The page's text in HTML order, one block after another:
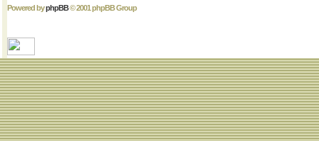
Powered byphpBB© 2001 phpBB Group